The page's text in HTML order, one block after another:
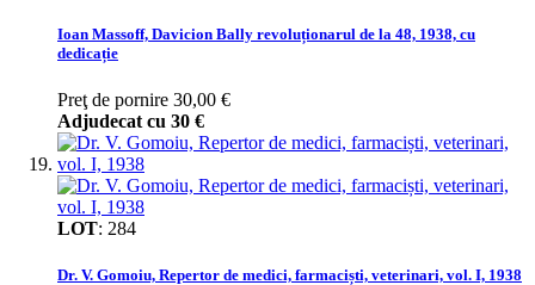
Ioan Massoff, Davicion Bally revoluționarul de la 48, 1938, cu
dedicație
Preţ de pornire 30,00 €
Adjudecat cu 30 €
LOT: 284
Dr. V. Gomoiu, Repertor de medici, farmaciști, veterinari, vol. I, 1938